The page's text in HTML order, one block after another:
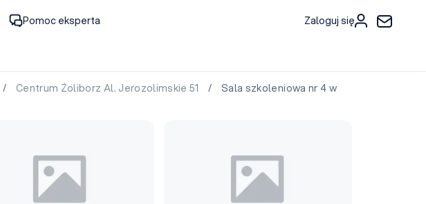
Pomoc eksperta Zaloguj się
/ Centrum Żoliborz Al. Jerozolimskie 51
/ Sala szkoleniowa nr 4 w